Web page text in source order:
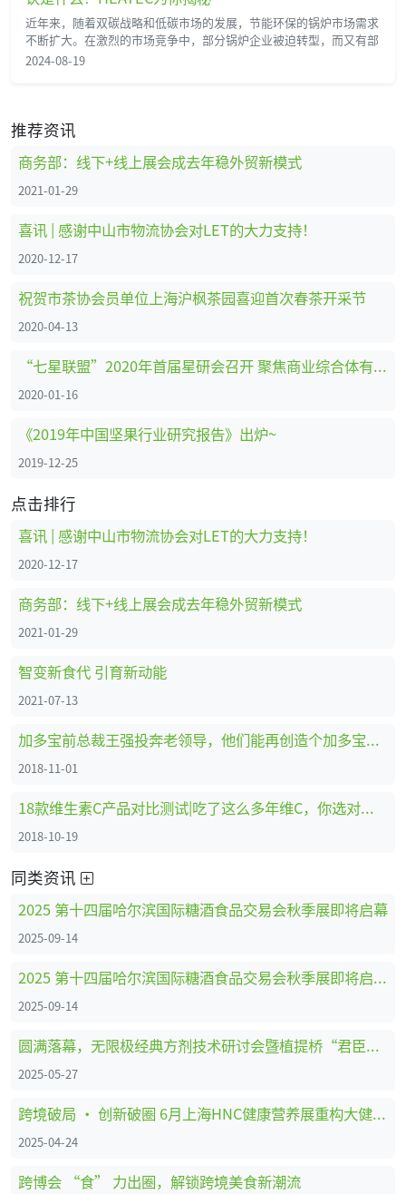
近年来，随着双碳战略和低碳市场的发展，节能环保的锅炉市场需求
不断扩大。在激烈的市场竞争中，部分锅炉企业被迫转型，而又有部
2024-08-19
推荐资讯
商务部：线下+线上展会成去年稳外贸新模式
2021-01-29
喜讯 | 感谢中山市物流协会对LET的大力支持！
2020-12-17
祝贺市茶协会员单位上海沪枫茶园喜迎首次春茶开采节
2020-04-13
“七星联盟”2020年首届星研会召开 聚焦商业综合体有害生物防治
2020-01-16
《2019年中国坚果行业研究报告》出炉~
2019-12-25
点击排行
喜讯 | 感谢中山市物流协会对LET的大力支持！
2020-12-17
商务部：线下+线上展会成去年稳外贸新模式
2021-01-29
智变新食代 引育新动能
2021-07-13
加多宝前总裁王强投奔老领导，他们能再创造个加多宝吗？
2018-11-01
18款维生素C产品对比测试|吃了这么多年维C，你选对了吗？
2018-10-19
同类资讯
2025 第十四届哈尔滨国际糖酒食品交易会秋季展即将启幕
2025-09-14
2025 第十四届哈尔滨国际糖酒食品交易会秋季展即将启幕，点亮东北糖酒食品行业金秋采购盛宴
2025-09-14
圆满落幕，无限极经典方剂技术研讨会暨植提桥“君臣佐使”药食同源创新大赛成果分享
2025-05-27
跨境破局 · 创新破圈 6月上海HNC健康营养展重构大健康版图
2025-04-24
跨博会 “食” 力出圈，解锁跨境美食新潮流